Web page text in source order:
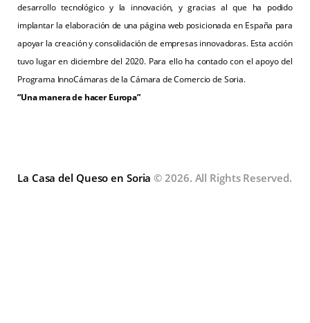
desarrollo tecnológico y la innovación, y gracias al que ha podido
implantar la elaboración de una página web posicionada en España para
apoyar la creación y consolidación de empresas innovadoras. Esta acción
tuvo lugar en diciembre del 2020. Para ello ha contado con el apoyo del
Programa InnoCámaras de la Cámara de Comercio de Soria.
“Una manera de hacer Europa”
La Casa del Queso en Soria © 2026. All Rights Reserved.